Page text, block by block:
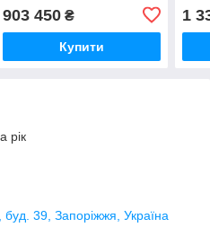
903 450₴
Купити
1
рік
39, Запоріжжя, Україна